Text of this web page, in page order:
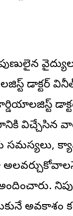
డాక్టర్
విచ్చేసిన
అవకాశం